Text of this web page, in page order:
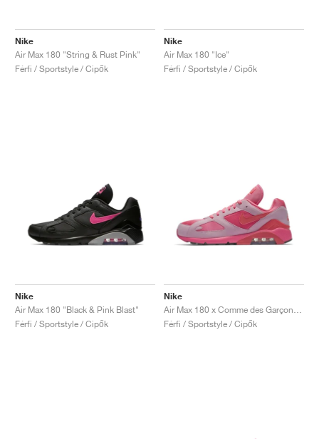
Nike
Air Max 180 "String & Rust Pink"
Férfi / Sportstyle / Cipők
Nike
Air Max 180 "Ice"
Férfi / Sportstyle / Cipők
Nike
Air Max 180 "Black & Pink Blast"
Férfi / Sportstyle / Cipők
Nike
Férfi / Sportstyle / Cipők